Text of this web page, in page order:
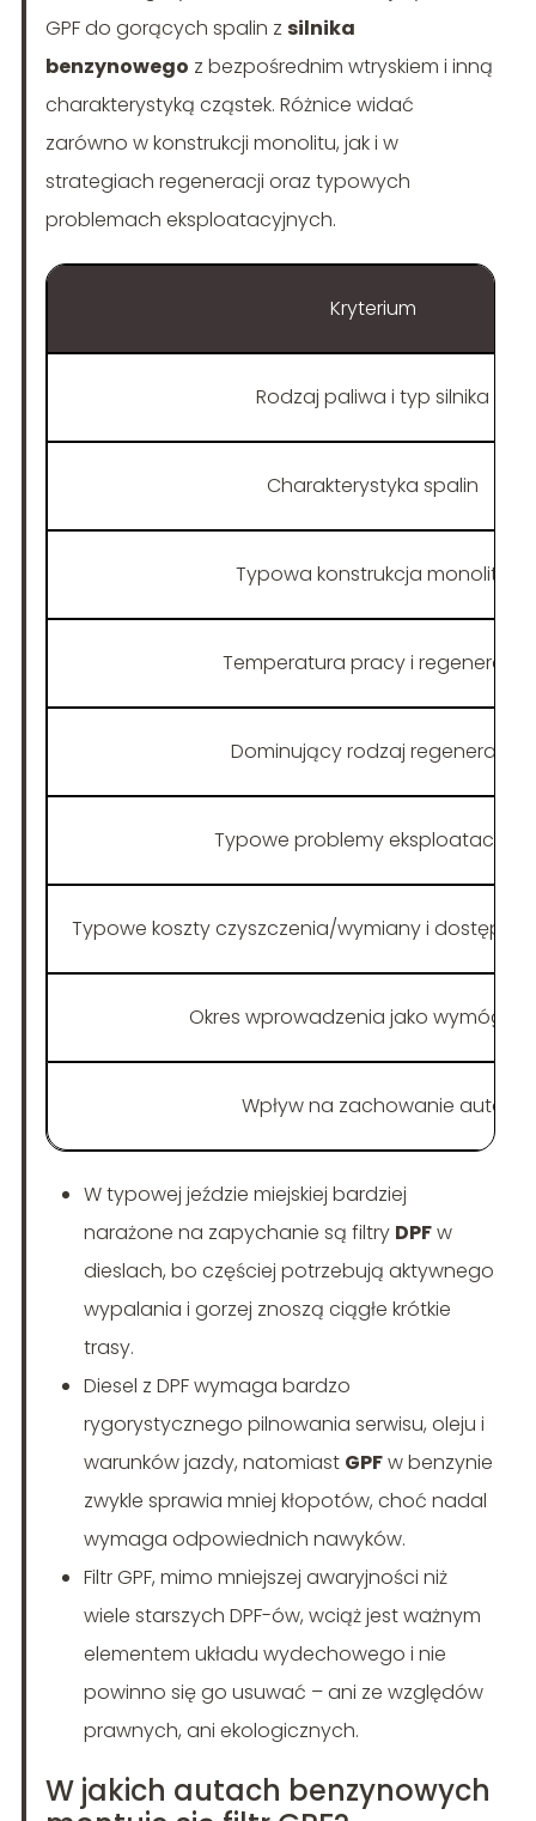
GPF do gorących spalin z silnika
benzynowego z bezpośrednim wtryskiem i inną
charakterystyką cząstek. Różnice widać
zarówno w konstrukcji monolitu, jak i w
strategiach regeneracji oraz typowych
problemach eksploatacyjnych.
Kryterium
Rodzaj paliwa i typ silnika
Charakterystyka spalin
Typowa konstrukcja monolitu
Temperatura pracy i regeneracji
Dominujący rodzaj regeneracji
Typowe problemy eksploatacyjne
Typowe koszty czyszczenia/wymiany i
Okres wprowadzenia jako wymóg
Wpływ na zachowanie auta
W typowej jeździe miejskiej bardziej
narażone na zapychanie są filtry DPFw
dieslach, bo częściej potrzebują aktywnego
wypalania i gorzej znoszą ciągłe krótkie
trasy.
Diesel z DPF wymaga bardzo
rygorystycznego pilnowania serwisu, oleju i
warunków jazdy, natomiast GPFw benzynie
zwykle sprawia mniej kłopotów, choć nadal
wymaga odpowiednich nawyków.
Filtr GPF, mimo mniejszej awaryjności niż
wiele starszych DPF-ów, wciąż jest ważnym
elementem układu wydechowego i nie
powinno się go usuwać – ani ze względów
prawnych, ani ekologicznych.
W jakich autach benzynowych